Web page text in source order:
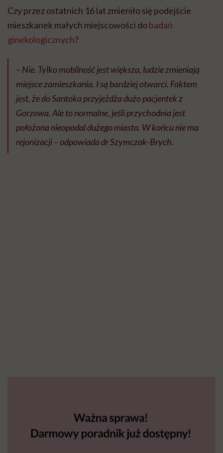
Czy przez ostatnich 16 lat zmieniło się podejście
mieszkanek małych miejscowości dobadań
ginekologicznych?
– Nie. Tylko mobilność jest większa, ludzie zmieniają
miejsce zamieszkania. I są bardziej otwarci. Faktem
jest, że do Santoka przyjeżdża dużo pacjentek z
Gorzowa. Ale to normalne, jeśli przychodnia jest
położona nieopodal dużego miasta. W końcu nie ma
rejonizacji – odpowiada dr Szymczak-Brych.